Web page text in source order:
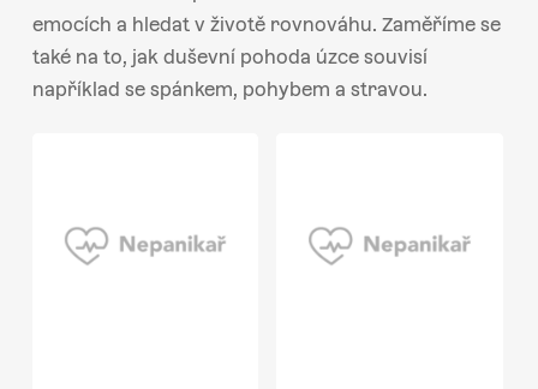
emocích a hledat v životě rovnováhu. Zaměříme se
také na to, jak duševní pohoda úzce souvisí
například se spánkem, pohybem a stravou.